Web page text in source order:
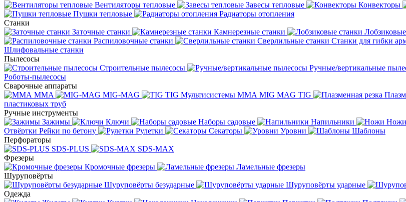
Вентиляторы тепловые
Завесы тепловые Конвекторы
Пушки тепловые
Радиаторы отопления
Станки
Заточные станки
Камнерезные станки
Распиловочные станки
Сверлильные станки Станки для гибки
Шлифовальные станки
Пылесосы
Строительные пылесосы
Ручные/вертикальные
Роботы-пылесосы
Сварочные аппараты
MMA
MIG-MAG TIG Мультисистемы ММА MIG MAG TIG
пластиковых труб
Ручные инструменты
Зажимы
Ключи Наборы садовые Напильники Ножи
Отвёртки Рейки по бетону Рулетки Секаторы Уровни
Шаблоны
Перфораторы
SDS-PLUS
SDS-MAX
Фрезеры
Кромочные фрезеры
Ламельные фрезеры
Шуруповёрты
Шуруповёрты безударные
Шуруповёрты ударные
Одежда